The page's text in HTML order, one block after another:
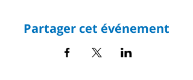
financiers pour ce projet :
Guyane
Partager cet événement